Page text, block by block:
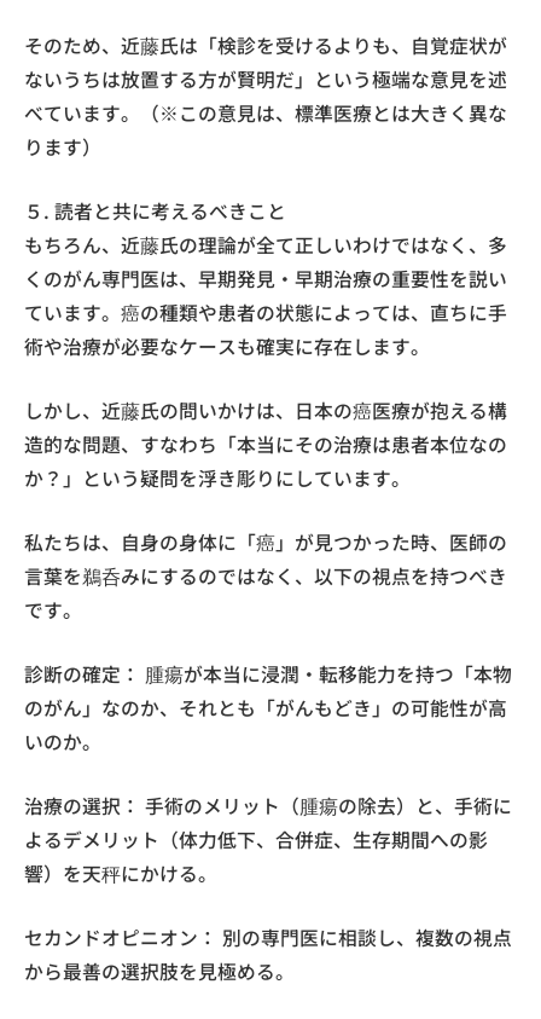
そのため、近藤氏は「検診を受けるよりも、自覚症状が
ないうちは放置する方が賢明だ」という極端な意見を述
べています。（※この意見は、標準医療とは大きく異な
ります）
５. 読者と共に考えるべきこと
もちろん、近藤氏の理論が全て正しいわけではなく、多
くのがん専門医は、早期発見・早期治療の重要性を説い
ています。癌の種類や患者の状態によっては、直ちに手
術や治療が必要なケースも確実に存在します。
しかし、近藤氏の問いかけは、日本の癌医療が抱える構
造的な問題、すなわち「本当にその治療は患者本位なの
か？」という疑問を浮き彫りにしています。
私たちは、自身の身体に「癌」が見つかった時、医師の
言葉を鵜呑みにするのではなく、以下の視点を持つべき
です。
診断の確定： 腫瘍が本当に浸潤・転移能力を持つ「本物
のがん」なのか、それとも「がんもどき」の可能性が高
いのか。
治療の選択： 手術のメリット（腫瘍の除去）と、手術に
よるデメリット（体力低下、合併症、生存期間への影
響）を天秤にかける。
セカンドオピニオン： 別の専門医に相談し、複数の視点
から最善の選択肢を見極める。